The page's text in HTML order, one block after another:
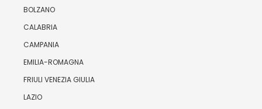
BOLZANO
CALABRIA
CAMPANIA
EMILIA-ROMAGNA
FRIULI VENEZIA GIULIA
LAZIO